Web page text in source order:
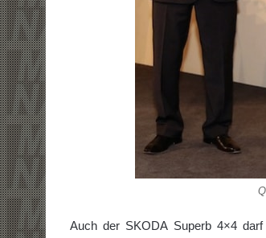
Auch der SKODA Superb 4×4